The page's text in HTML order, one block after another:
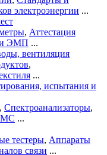
электроэнергии ...
, Аттестация
ЭМП ...
вентиляция
,
...
испытания и
, Спектроанализаторы,
...
тестеры, Аппараты
связи ...